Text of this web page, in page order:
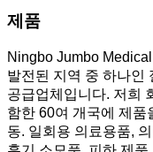
제품
Ningbo Jumbo
발전된 지역 중 하나인
공급업체입니다. 저희
함한 60여 개국에 제품
동. 일회용 의료용품,